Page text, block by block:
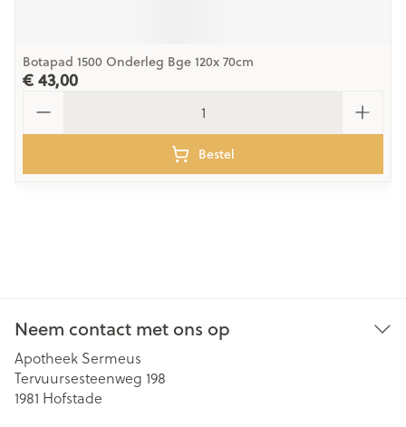
Botapad 1500 Onderleg Bge 120x 70cm
€ 43,00
Bestel
Neem contact met ons op
Apotheek Sermeus
Tervuursesteenweg 198
1981 Hofstade